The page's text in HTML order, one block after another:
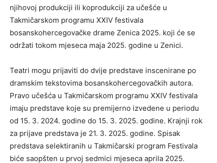
njihovoj produkciji ili koprodukciji za učešće u
Takmičarskom programu XXIV festivala
bosanskohercegovačke drame Zenica 2025. koji će se
održati tokom mjeseca maja 2025. godine u Zenici.
Teatri mogu prijaviti do dvije predstave inscenirane po
dramskim tekstovima bosanskohercegovačkih autora.
Pravo učešća u Takmičarskom programu XXIV festivala
imaju predstave koje su premijerno izvedene u periodu
od 15. 3. 2024. godine do 15. 3. 2025. godine. Krajnji rok
za prijave predstava je 21. 3. 2025. godine. Spisak
predstava selektiranih u Takmičarski program Festivala
biće saopšten u prvoj sedmici mjeseca aprila 2025.